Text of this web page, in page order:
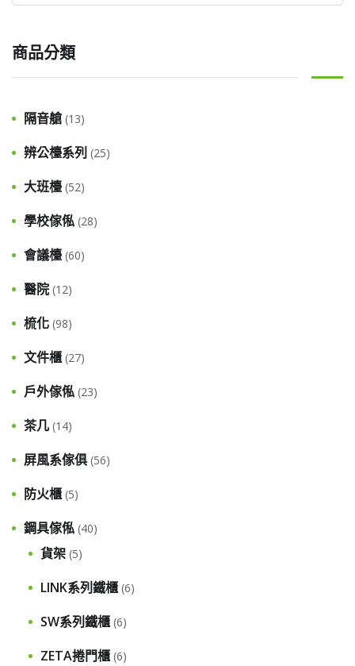
商品分類
隔音艙 (13)
辨公檯系列 (25)
大班檯 (52)
學校傢俬 (28)
會議檯 (60)
醫院 (12)
梳化 (98)
文件櫃 (27)
戶外傢俬 (23)
茶几 (14)
屏風系傢俱 (56)
防火櫃 (5)
鋼具傢俬 (40)
貨架 (5)
LINK系列鐵櫃 (6)
SW系列鐵櫃 (6)
ZETA捲門櫃 (6)